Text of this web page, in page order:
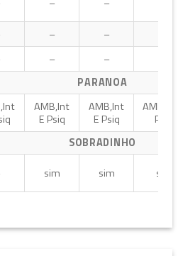
– –
– –
PARANOA
AMB,Int
E Psiq
AMB,Int
E Psiq
AMB,Int
Psiq
SOBRADINHO
sim sim sim